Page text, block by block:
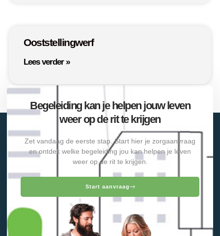
Ooststellingwerf
Lees verder »
Begeleiding kan je helpen jouw leven
weer op de rit te krijgen
Zet vandaag de eerste stap. Start hier je zorgaanvraag
en ontdek welke begeleiding jou kan helpen je leven
weer op de rit te krijgen.
Start aanvraag